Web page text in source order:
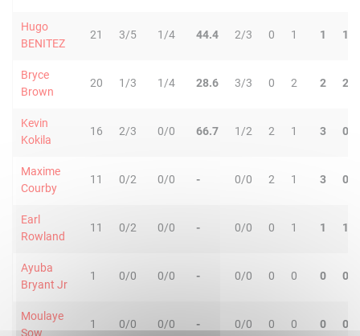
Hugo
BENITEZ
21 3/5 1/4 44.4 2/3 0 1 1 1
Bryce
Brown
20 1/3 1/4 28.6 3/3 0 2 2 2
Kevin
Kokila
16 2/3 0/0 66.7 1/2 2 1 3 0
Maxime
Courby
11 0/2 0/0 - 0/0 2 1 3 0
Earl
Rowland
11 0/2 0/0 - 0/0 0 1 1 1
Ayuba
Bryant Jr
1 0/0 0/0 - 0/0 0 0 0 0
Moulaye
Sow
1 0/0 0/0 - 0/0 0 0 0 0